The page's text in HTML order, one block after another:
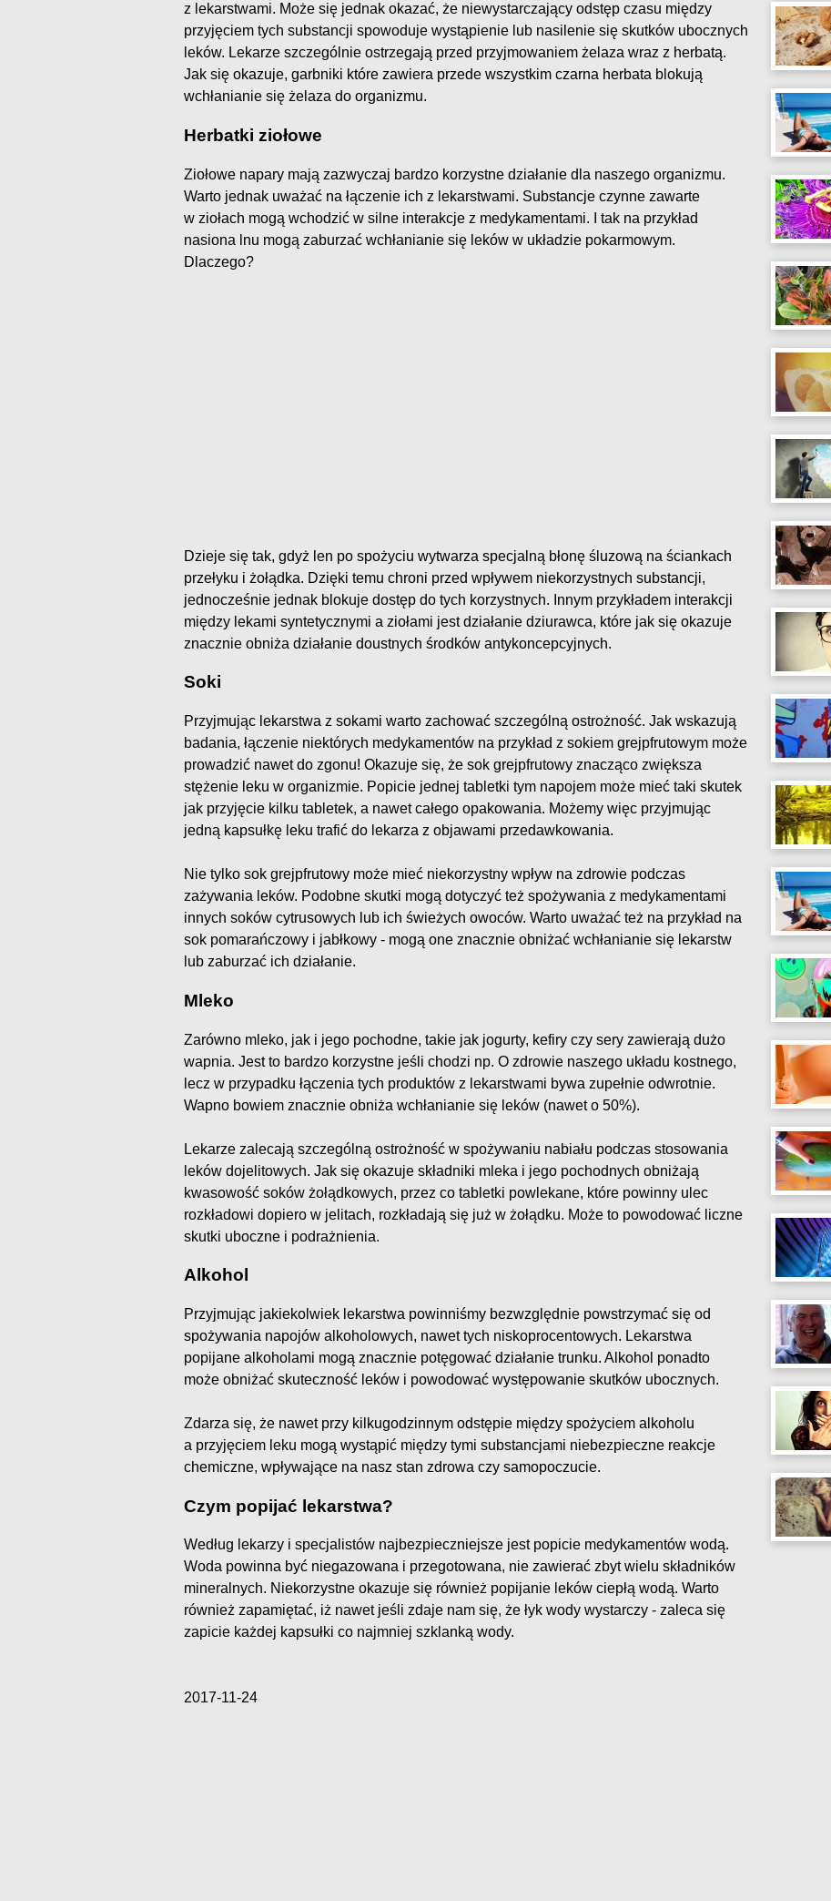
z lekarstwami. Może się jednak okazać, że niewystarczający odstęp czasu między
przyjęciem tych substancji spowoduje wystąpienie lub nasilenie się skutków ubocznych
leków. Lekarze szczególnie ostrzegają przed przyjmowaniem żelaza wraz z herbatą.
Jak się okazuje, garbniki które zawiera przede wszystkim czarna herbata blokują
wchłanianie się żelaza do organizmu.
Herbatki ziołowe
Ziołowe napary mają zazwyczaj bardzo korzystne działanie dla naszego organizmu.
Warto jednak uważać na łączenie ich z lekarstwami. Substancje czynne zawarte
w ziołach mogą wchodzić w silne interakcje z medykamentami. I tak na przykład
nasiona lnu mogą zaburzać wchłanianie się leków w układzie pokarmowym.
Dlaczego?
Dzieje się tak, gdyż len po spożyciu wytwarza specjalną błonę śluzową na ściankach
przełyku i żołądka. Dzięki temu chroni przed wpływem niekorzystnych substancji,
jednocześnie jednak blokuje dostęp do tych korzystnych. Innym przykładem interakcji
między lekami syntetycznymi a ziołami jest działanie dziurawca, które jak się okazuje
znacznie obniża działanie doustnych środków antykoncepcyjnych.
Soki
Przyjmując lekarstwa z sokami warto zachować szczególną ostrożność. Jak wskazują
badania, łączenie niektórych medykamentów na przykład z sokiem grejpfrutowym może
prowadzić nawet do zgonu! Okazuje się, że sok grejpfrutowy znacząco zwiększa
stężenie leku w organizmie. Popicie jednej tabletki tym napojem może mieć taki skutek
jak przyjęcie kilku tabletek, a nawet całego opakowania. Możemy więc przyjmując
jedną kapsułkę leku trafić do lekarza z objawami przedawkowania.
Nie tylko sok grejpfrutowy może mieć niekorzystny wpływ na zdrowie podczas
zażywania leków. Podobne skutki mogą dotyczyć też spożywania z medykamentami
innych soków cytrusowych lub ich świeżych owoców. Warto uważać też na przykład na
sok pomarańczowy i jabłkowy - mogą one znacznie obniżać wchłanianie się lekarstw
lub zaburzać ich działanie.
Mleko
Zarówno mleko, jak i jego pochodne, takie jak jogurty, kefiry czy sery zawierają dużo
wapnia. Jest to bardzo korzystne jeśli chodzi np. O zdrowie naszego układu kostnego,
lecz w przypadku łączenia tych produktów z lekarstwami bywa zupełnie odwrotnie.
Wapno bowiem znacznie obniża wchłanianie się leków (nawet o 50%).
Lekarze zalecają szczególną ostrożność w spożywaniu nabiału podczas stosowania
leków dojelitowych. Jak się okazuje składniki mleka i jego pochodnych obniżają
kwasowość soków żołądkowych, przez co tabletki powlekane, które powinny ulec
rozkładowi dopiero w jelitach, rozkładają się już w żołądku. Może to powodować liczne
skutki uboczne i podrażnienia.
Alkohol
Przyjmując jakiekolwiek lekarstwa powinniśmy bezwzględnie powstrzymać się od
spożywania napojów alkoholowych, nawet tych niskoprocentowych. Lekarstwa
popijane alkoholami mogą znacznie potęgować działanie trunku. Alkohol ponadto
może obniżać skuteczność leków i powodować występowanie skutków ubocznych.
Zdarza się, że nawet przy kilkugodzinnym odstępie między spożyciem alkoholu
a przyjęciem leku mogą wystąpić między tymi substancjami niebezpieczne reakcje
chemiczne, wpływające na nasz stan zdrowa czy samopoczucie.
Czym popijać lekarstwa?
Według lekarzy i specjalistów najbezpieczniejsze jest popicie medykamentów wodą.
Woda powinna być niegazowana i przegotowana, nie zawierać zbyt wielu składników
mineralnych. Niekorzystne okazuje się również popijanie leków ciepłą wodą. Warto
również zapamiętać, iż nawet jeśli zdaje nam się, że łyk wody wystarczy - zaleca się
zapicie każdej kapsułki co najmniej szklanką wody.
2017-11-24